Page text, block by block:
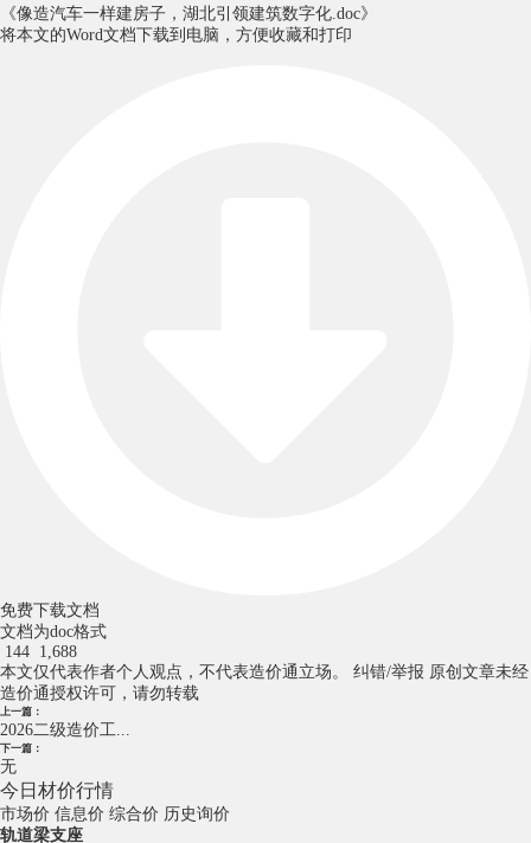
《像造汽车一样建房子，湖北引领建筑数字化.doc》
将本文的Word文档下载到电脑，方便收藏和打印
免费下载文档
文档为doc格式
144 1,688
本文仅代表作者个人观点，不代表造价通立场。 纠错/举报 原创文章未经
造价通授权许可，请勿转载
上一篇：
2026二级造价工...
下一篇：
无
今日材价行情
市场价 信息价 综合价 历史询价
轨道梁支座